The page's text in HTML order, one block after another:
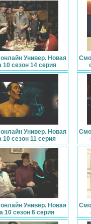
Универ. Новая
10 сезон 14 серия
Универ. Новая
10 сезон 11 серия
Универ. Новая
10 сезон 6 серия